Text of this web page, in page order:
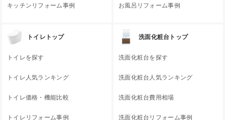
キッチンリフォーム事例 お風呂リフォーム事例
トイレトップ
トイレを探す
トイレ人気ランキング
トイレ価格・機能比較
トイレリフォーム事例
洗面化粧台トップ
洗面化粧台を探す
洗面化粧台人気ランキング
洗面化粧台費用相場
洗面化粧台リフォーム事例